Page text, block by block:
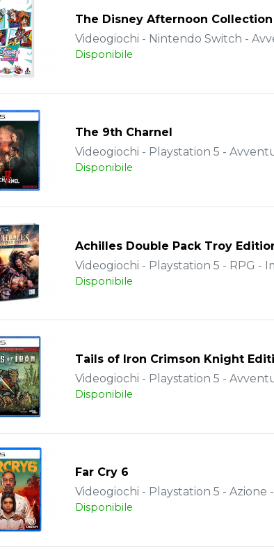
The Disney Afternoon Collection
Videogiochi - Nintendo Switch -
Disponibile
The 9th Charnel
Videogiochi - Playstation 5 -
Disponibile
Achilles Double Pack Troy
Videogiochi - Playstation 5 - RPG -
Disponibile
Tails of Iron Crimson Knight
Videogiochi - Playstation 5 -
Disponibile
Far Cry 6
Videogiochi - Playstation 5 - Azione
Disponibile